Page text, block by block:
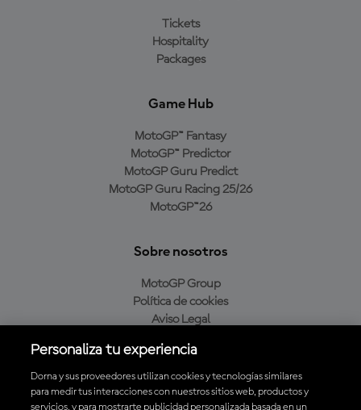
Tickets
Hospitality
Packages
Game Hub
MotoGP™ Fantasy
MotoGP™ Predictor
MotoGP Guru Predict
MotoGP Guru Racing 25/26
MotoGP™26
Sobre nosotros
MotoGP Group
Política de cookies
Aviso Legal
Política de compra
Personaliza tu experiencia
Dorna y sus proveedores utilizan cookies y tecnologías similares
para medir tus interacciones con nuestros sitios web, productos y
servicios, y para mostrarte publicidad personalizada basada en un